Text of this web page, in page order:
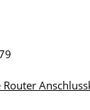
Router